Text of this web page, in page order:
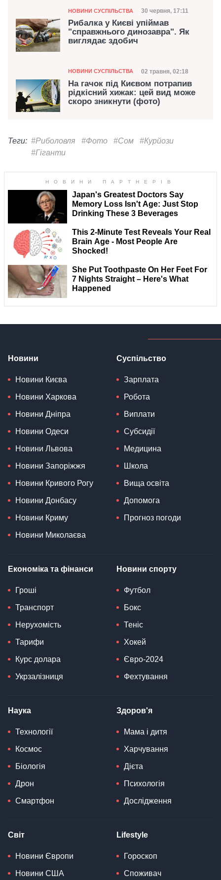
Категорія
НОВИНИ СУСПІЛЬСТВА Дата публікації
30 червня, 17:11
Рибалка у Києві упіймав
"справжнього динозавра". Як
виглядає здобич
Категорія
НОВИНИ СУСПІЛЬСТВА Дата публікації
02 травня, 02:18
На гачок під Києвом потрапив
рідкісний хижак: цей вид може
скоро зникнути (фото)
Теги: #Риболовля #Фото #Сом
#Курйози
#Гіганти
Новини
Новини Києва
Новини Харкова
Новини Дніпра
Новини Одеси
Новини Львова
Новини Запоріжжя
Новини Кривого Рогу
Новини Донбасу
Новини Криму
Новини Миколаєва
Суспільство
Зарплата
Робота
Виплати
Субсидії
Медицина
Школа
Вища освіта
Допомога
Прогноз погоди
Економіка та фінанси
Гроші
Транспорт
Нерухомість
Тарифи
Курс долара
Укрзалізниця
Новини спорту
Футбол
Бокс
Теніс
Хокей
Євро-2024
Фехтування
Наука
Технології
Космос
Біологія
Дрон
Смартфон
Здоров'я
Мама і дитя
Харчування
Дієта
Психологія
Дослідження
Світ
Новини Європи
Новини США
Lifestyle
Гороскоп
Споживач